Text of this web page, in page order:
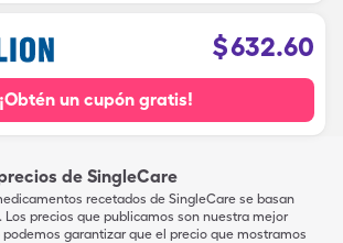
$632.60
¡Obtén un cupón gratis!
de SingleCare
recetados de SingleCare se basan
Los precios que publicamos son nuestra mejor
garantizar que el precio que mostramos